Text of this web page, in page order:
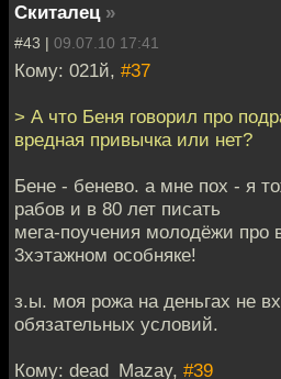
Скиталец »
#43 | 09.07.10 17:41
Кому: 021й, #37
> А что Беня говорил про
вредная привычка или нет?
Бене - бенево. а мне пох - я
рабов и в 80 лет писать
мега-поучения молодёжи про
3хэтажном особняке!
з.ы. моя рожа на деньгах не
обязательных условий.
Кому: dead_Mazay, #39